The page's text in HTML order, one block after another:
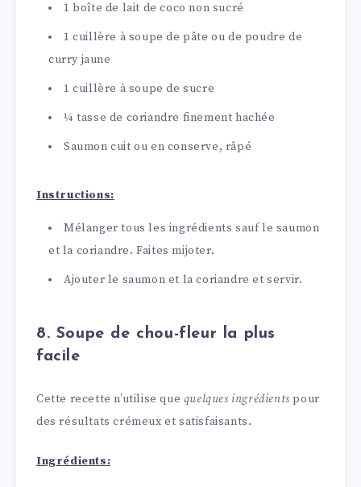
1 boîte de lait de coco non sucré
1 cuillère à soupe de pâte ou de poudre de
curry jaune
1 cuillère à soupe de sucre
¼ tasse de coriandre finement hachée
Saumon cuit ou en conserve, râpé
Instructions:
Mélanger tous les ingrédients sauf le saumon
et la coriandre. Faites mijoter.
Ajouter le saumon et la coriandre et servir.
8. Soupe de chou-fleur la plus
facile
Cette recette n’utilise que quelques ingrédients pour
des résultats crémeux et satisfaisants.
Ingrédients: